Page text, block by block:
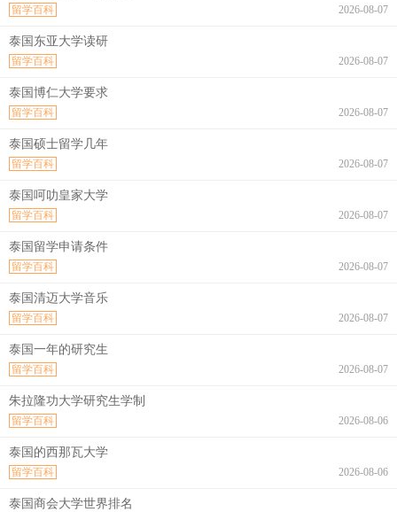
2026-08-07
留学百科
泰国东亚大学读研
2026-08-07
留学百科
泰国博仁大学要求
2026-08-07
留学百科
泰国硕士留学几年
2026-08-07
留学百科
泰国呵叻皇家大学
2026-08-07
留学百科
泰国留学申请条件
2026-08-07
留学百科
泰国清迈大学音乐
2026-08-07
留学百科
泰国一年的研究生
2026-08-07
留学百科
朱拉隆功大学研究生学制
2026-08-06
留学百科
泰国的西那瓦大学
2026-08-06
留学百科
泰国商会大学世界排名